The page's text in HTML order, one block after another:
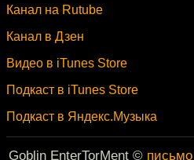
Канал на Rutube
Канал в Дзен
Видео в iTunes Store
Подкаст в iTunes Store
Подкаст в Яндекс.Музыка
Goblin EnterTorMent © письмо